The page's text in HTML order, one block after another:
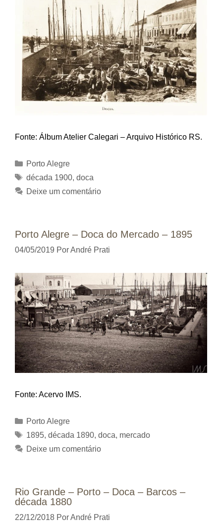
Fonte: Álbum Atelier Calegari – Arquivo Histórico RS.
Categorias
Porto Alegre
Tags
década 1900, doca
Deixe um comentário
Porto Alegre – Doca do Mercado – 1895
04/05/2019 PorAndré Prati
Fonte: Acervo IMS.
Categorias
Porto Alegre
Tags
1895, década 1890, doca, mercado
Deixe um comentário
Rio Grande – Porto – Doca – Barcos –
década 1880
22/12/2018 PorAndré Prati